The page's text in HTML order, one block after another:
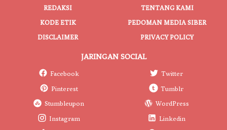
REDAKSI
TENTANG KAMI
KODE ETIK
PEDOMAN MEDIA SIBER
DISCLAIMER
PRIVACY POLICY
JARINGAN SOCIAL
Facebook
Twitter
Pinterest
Tumblr
Stumbleupon
WordPress
Instagram
Linkedin